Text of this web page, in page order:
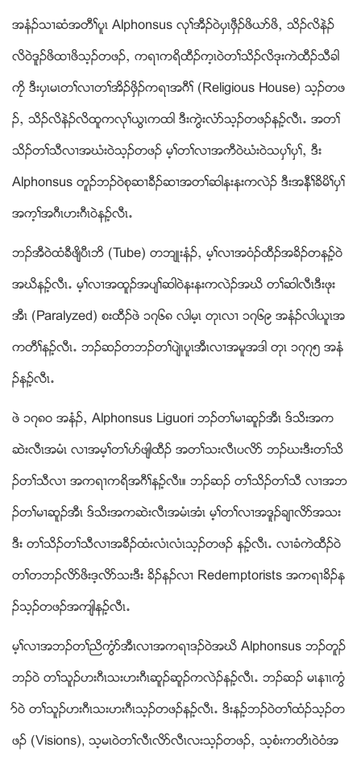
အနံဥသ႕ဆံအတီႈပူၚ Alphonsus လုႈအီဥ၀ဲပွၚဖွီဥဖိဎဏဖိယ သိဥလိနဲဥ
လိ၀ဲဒူဥဖိထ႕ဖိသ့ဥတဖဥယ ကရ႕ကရိထီဥက့ၚ၀ဲတႈသိဥလိဒုးကဲထီဥသီခါ
ကေိ ဒီးပွၚမၚတႈလ႕တႈအိဥဖွိဥကရ႕အဂီႈ (Religious House) သ့ဥတဖ
ဥယ သိဥလိနဲဥလိထူကလုႈဎြၚကထါ ဒီးကြဲးလံဏသ့ဥတဖဥနဥ့လီၚ’ အတႈ
သိဥတႈသီလ႕အဃံး၀ဲသ့ဥတဖဥ မ့ႈတႈလ႕အကီ၀ဲဃံး၀ဲသပွႈပွႈယ ဒီး
Alphonsus တူဥဘဥ၀ဲစုဆ႕ခီဥဆ႕အတႈဆါနးနးကလဲဥ ဒီးအနီႈခိမိႈပွႈ
အက့ႈအဂီၚဟးဂီၚ၀ဲနဥ့လီၚ’
ဘဥအီ၀ဲထံခီဖ်ိပီၚဘိ (Tube) တဘ်ဳးနံဥယ မ့ႈလ႕အ၀ံဥထီဥအခိဥတနဥ့၀ဲ
အဃိနဥ့လီၚ’ မ့ႈလ႕အထူဥအပ်ႈဆါ၀ဲနးနးကလဲဥအဃိ တႈဆါလီၚဒီးဖုး
အီၚ (Paralyzed) စးထီဥဖဲ ၁၇၆၈ လါမ့ၚ တုၚလ႕ ၁၇၆၉ အနံဥလါဎူၚအ
ကတီႈနဥ့လီၚ’ ဘဥဆဥတဘဥတႈပ်ဲၚပူၚအီၚလ႕အမူအဒါ တုၚ ၁၇၇၅ အနံ
ဥနဥ့လီၚ’
ဖဲ ၁၇၈၀ အနံဥယ Alphonsus Liguori ဘဥတႈမ႕ဆူဥအီၚ ဒ္သိးအက
ဆဲးလီၚအမံၚ လ႕အမ့ႈတႈပဏဖ်ါထီဥ အတႈသးလီၚပလိဏ ဘဥဃးဒီးတႈသိ
ဥတႈသီလ႕ အကရ႕ကရိအဂီႈနဥ့လီၚ။ ဘဥဆဥ တႈသိဥတႈသီ လ႕အဘ
ဥတႈမ႕ဆူဥအီၚ ဒ္သိးအကဆဲးလီၚအမံၚအံၚ မ့ႈတႈလ႕အဒူဥခ်႕လိဏအသး
ဒီး တႈသိဥတႈသီလ႕အခီဥထံးလံၚလံၚသ့ဥတဖဥ နဥ့လီၚ’ လ႕ခံကဲထီဥ၀ဲ
တႈတဘဥလိဏဖိးဒ့လိဏသးဒီး ခိဥနဥလ႕ Redemptorists အကရ႕ခိဥန
ဥသ့ဥတဖဥအက်ါနဥ့လီၚ’
မ့ႈလ႕အဘဥတႈညိကြံဏအီၚလ႕အကရ႕ဒဥ၀ဲအဃိ Alphonsus ဘဥတူဥ
ဘဥ၀ဲ တႈသူဥဟးဂီၚသးဟးဂီၚဆူဥဆူဥကလဲဥနဥ့လီၚ’ ဘဥဆဥ မၚန႕ၚကြံ
ဏ၀ဲ တႈသူဥဟးဂီၚသးဟးဂီၚသ့ဥတဖဥနဥ့လီၚ’ ဒိးနဥ့ဘဥ၀ဲတႈထံဥသ့ဥတ
ဖဥ (Visions), သ့မၚ၀ဲတႈလီၚလိဏလီၚလးသ့ဥတဖဥယ သ့စံးကတိၚ၀ဲ၀ံအ